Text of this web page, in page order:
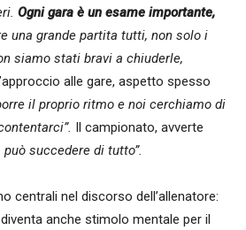
Ogni gara è un esame importante,
una grande partita tutti, non solo i
siamo stati bravi a chiuderle,
alle gare, aspetto spesso
il proprio ritmo e noi cerchiamo di
Il campionato, avverte
succedere di tutto”.
centrali nel discorso dell’allenatore:
anche stimolo mentale per il